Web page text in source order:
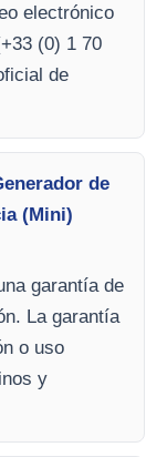
electrónico
(0) 1 70
de
de
(Mini)
garantía de
La garantía
o uso
y